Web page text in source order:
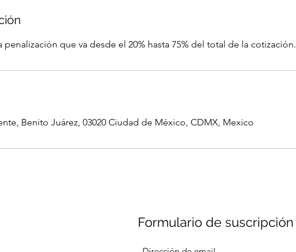
que va desde el 20% hasta 75% del total de la cotización.
Benito Juárez, 03020 Ciudad de México, CDMX, Mexico
Formulario de suscripción